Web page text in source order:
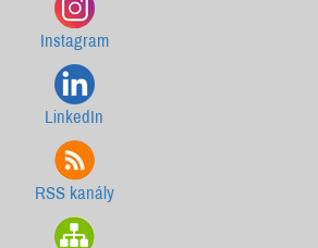
Instagram
LinkedIn
RSS kanály